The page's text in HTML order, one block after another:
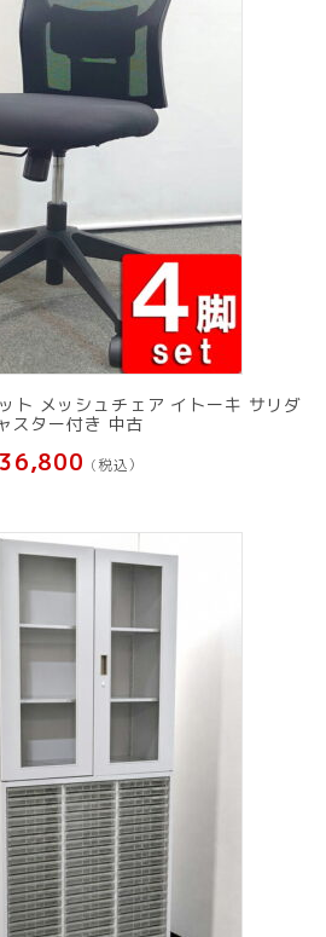
ト メッシュチェア イトーキ サリダ
スター付き 中古
36,800 (税込）